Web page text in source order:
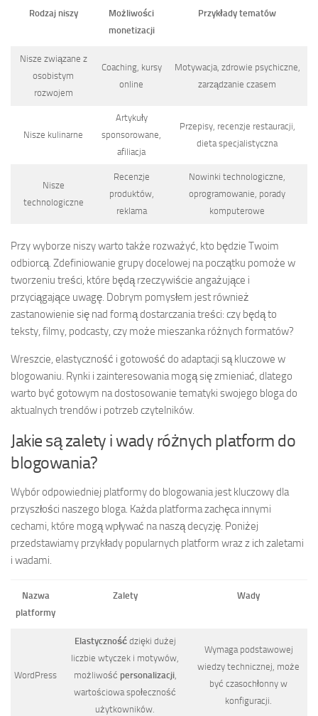
Rodzaj niszy
Możliwości
monetizacji
Przykłady tematów
Nisze związane z
osobistym
rozwojem
Coaching, kursy
online
Motywacja, zdrowie psychiczne,
zarządzanie czasem
Nisze kulinarne
Artykuły
sponsorowane,
afiliacja
Przepisy, recenzje restauracji,
dieta specjalistyczna
Nisze
technologiczne
Recenzje
produktów,
reklama
Nowinki technologiczne,
oprogramowanie, porady
komputerowe
Przy wyborze niszy warto także rozważyć, kto będzie Twoim
odbiorcą. Zdefiniowanie grupy docelowej na początku pomoże w
tworzeniu treści, które będą rzeczywiście angażujące i
przyciągające uwagę. Dobrym pomysłem jest również
zastanowienie się nad formą dostarczania treści: czy będą to
teksty, filmy, podcasty, czy może mieszanka różnych formatów?
Wreszcie, elastyczność i gotowość do adaptacji są kluczowe w
blogowaniu. Rynki i zainteresowania mogą się zmieniać, dlatego
warto być gotowym na dostosowanie tematyki swojego bloga do
aktualnych trendów i potrzeb czytelników.
Jakie są zalety i wady różnych platform do
blogowania?
Wybór odpowiedniej platformy do blogowania jest kluczowy dla
przyszłości naszego bloga. Każda platforma zachęca innymi
cechami, które mogą wpływać na naszą decyzję. Poniżej
przedstawiamy przykłady popularnych platform wraz z ich zaletami
i wadami.
Nazwa
platformy
Zalety Wady
WordPress
Elastycznośćdzięki dużej
liczbie wtyczek i motywów,
możliwość personalizacji,
wartościowa społeczność
użytkowników.
Wymaga podstawowej
wiedzy technicznej, może
być czasochłonny w
konfiguracji.